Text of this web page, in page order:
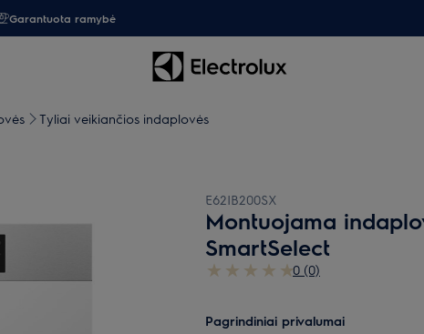
Garantuota ramybė
Tyliai veikiančios indaplovės
E62IB200SX
Montuojama
SmartSelect
0 (0)
Pagrindiniai privalumai